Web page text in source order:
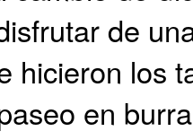
de
hicieron los
en